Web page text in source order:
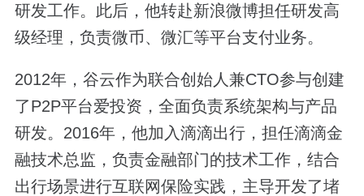
研发工作。此后，他转赴新浪微博担任研发高
级经理，负责微币、微汇等平台支付业务。
2012年，谷云作为联合创始人兼CTO参与创建
了P2P平台爱投资，全面负责系统架构与产品
研发。2016年，他加入滴滴出行，担任滴滴金
融技术总监，负责金融部门的技术工作，结合
出行场景进行互联网保险实践，主导开发了堵